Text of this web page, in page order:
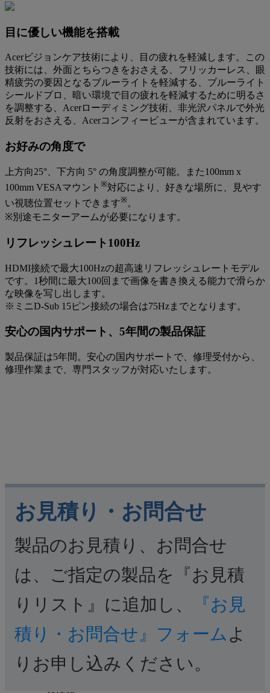
目に優しい機能を搭載
Acerビジョンケア技術により、目の疲れを軽減します。この
技術には、外面とちらつきをおさえる、フリッカーレス、眼
精疲労の要因となるブルーライトを軽減する、ブルーライト
シールドプロ、暗い環境で目の疲れを軽減するために明るさ
を調整する、Acerローディミング技術、非光沢パネルで外光
反射をおさえる、Acerコンフィービューが含まれています。
お好みの角度で
上方向25°、下方向 5° の角度調整が可能。また100mm x
100mm VESAマウント ※対応により、好きな場所に、見やす
い視聴位置セットできます※。
※別途モニターアームが必要になります。
リフレッシュレート100Hz
HDMI接続で最大100Hzの超高速リフレッシュレートモデル
です。1秒間に最大100回まで画像を書き換える能力で滑らか
な映像を写し出します。
※ミニD-Sub 15ピン接続の場合は75Hzまでとなります。
安心の国内サポート、5年間の製品保証
製品保証は5年間。安心の国内サポートで、修理受付から、
修理作業まで、専門スタッフが対応いたします。
お見積り・お問合せ
製品のお見積り、お問合せ
は、ご指定の製品を『お見積
りリスト』に追加し、
『お見
積り・お問合せ』フォーム よ
りお申し込みください。